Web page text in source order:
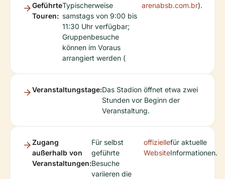
Geführte
Touren:
Typischerweise
samstags von 9:00 bis
11:30 Uhr verfügbar;
Gruppenbesuche
können im Voraus
arrangiert werden (
arenabsb.com.br).
Veranstaltungstage:Das Stadion öffnet etwa zwei
Stunden vor Beginn der
Veranstaltung.
Zugang
außerhalb von
Veranstaltungen:
Für selbst
geführte
Besuche
variieren die
offizielle
Website
für aktuelle
Informationen.